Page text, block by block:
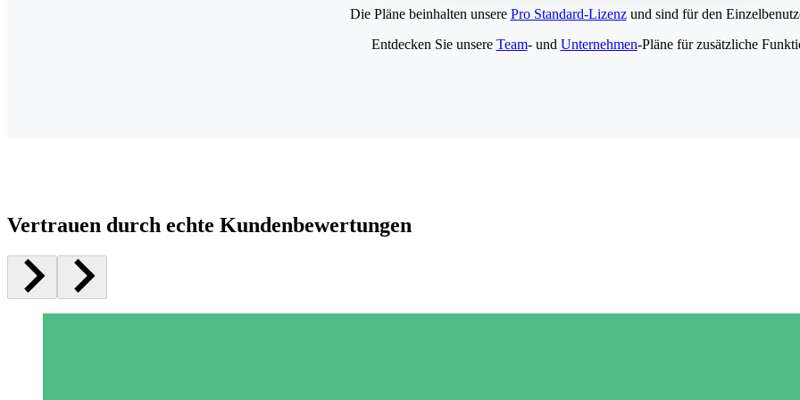
Die Pläne beinhalten unsere Pro Standard-Lizenzund sind für den
Entdecken Sie unsere Team- und Unternehmen-Pläne für zusätzliche
Vertrauen durch echte Kundenbewertungen